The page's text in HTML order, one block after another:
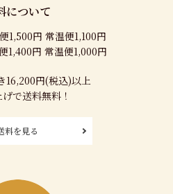
について
1,500円 常温便1,100円
1,400円 常温便1,000円
16,200円(税込)以上
で送料無料！
料を見る